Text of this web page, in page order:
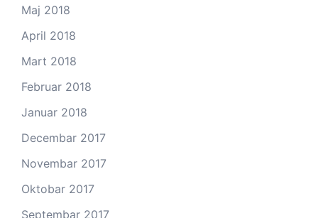
Maj 2018
April 2018
Mart 2018
Februar 2018
Januar 2018
Decembar 2017
Novembar 2017
Oktobar 2017
Septembar 2017